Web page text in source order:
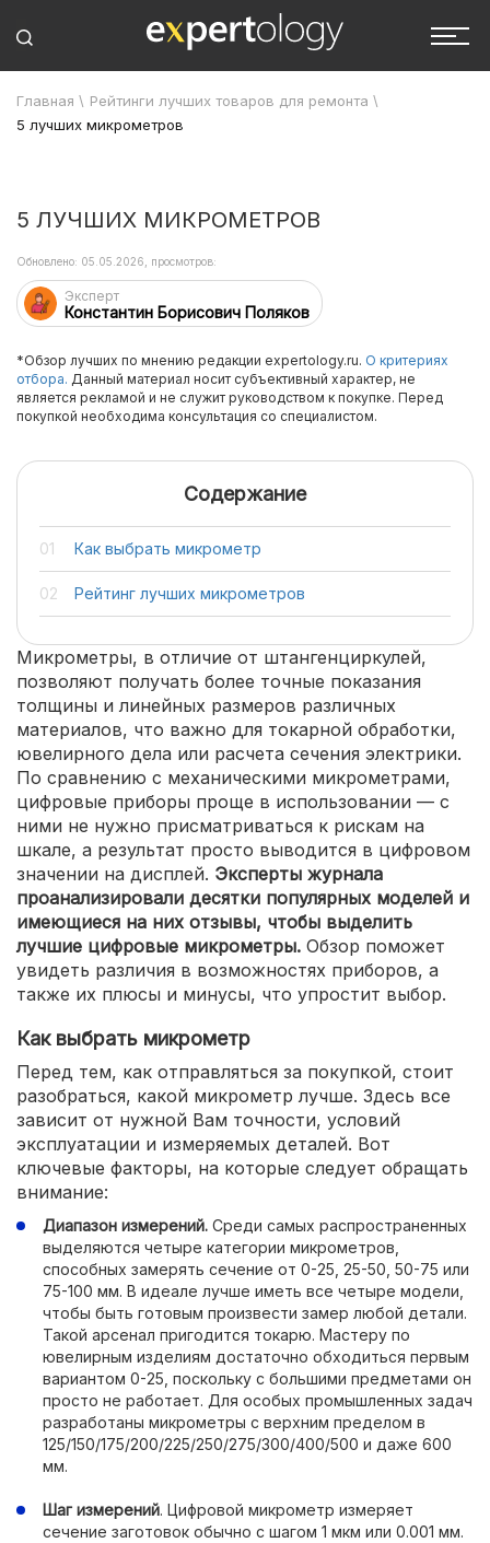
Главная \ Рейтинги лучших товаров для ремонта \
5 лучших микрометров
5 ЛУЧШИХ МИКРОМЕТРОВ
Эксперт
Константин Борисович Поляков
Обновлено: 05.05.2026, просмотров:
*Обзор лучших по мнению редакции expertology.ru. О критериях
отбора. Данный материал носит субъективный характер, не
является рекламой и не служит руководством к покупке. Перед
покупкой необходима консультация со специалистом.
Содержание
Как выбрать микрометр
Рейтинг лучших микрометров
Микрометры, в отличие от штангенциркулей,
позволяют получать более точные показания
толщины и линейных размеров различных
материалов, что важно для токарной обработки,
ювелирного дела или расчета сечения электрики.
По сравнению с механическими микрометрами,
цифровые приборы проще в использовании — с
ними не нужно присматриваться к рискам на
шкале, а результат просто выводится в цифровом
значении на дисплей. Эксперты журнала
проанализировали десятки популярных моделей и
имеющиеся на них отзывы, чтобы выделить
лучшие цифровые микрометры. Обзор поможет
увидеть различия в возможностях приборов, а
также их плюсы и минусы, что упростит выбор.
Как выбрать микрометр
Перед тем, как отправляться за покупкой, стоит
разобраться, какой микрометр лучше. Здесь все
зависит от нужной Вам точности, условий
эксплуатации и измеряемых деталей. Вот
ключевые факторы, на которые следует обращать
внимание:
Диапазон измерений. Среди самых распространенных
выделяются четыре категории микрометров,
способных замерять сечение от 0-25, 25-50, 50-75 или
75-100 мм. В идеале лучше иметь все четыре модели,
чтобы быть готовым произвести замер любой детали.
Такой арсенал пригодится токарю. Мастеру по
ювелирным изделиям достаточно обходиться первым
вариантом 0-25, поскольку с большими предметами он
просто не работает. Для особых промышленных задач
разработаны микрометры с верхним пределом в
125/150/175/200/225/250/275/300/400/500 и даже 600
мм.
Шаг измерений. Цифровой микрометр измеряет
сечение заготовок обычно с шагом 1 мкм или 0.001 мм.